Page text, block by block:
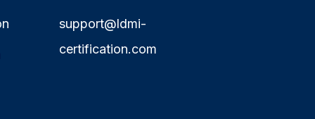
support@ldmi-
certification.com